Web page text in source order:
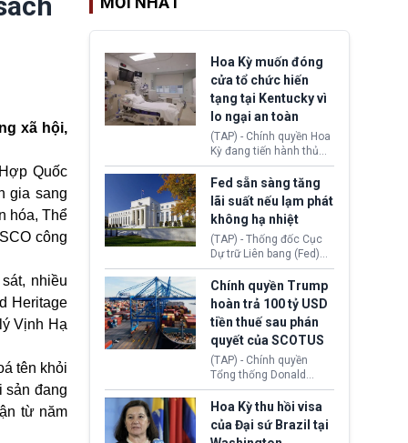
xã hội,
Quốc
gia sang
hóa, Thể
công
nhiều
Heritage
Vịnh Hạ
tên khỏi
sản đang
từ năm
Hoa Kỳ muốn đóng
cửa tổ chức hiến
tạng tại Kentucky vì
lo ngại an toàn
(TAP) - Chính quyền Hoa
Kỳ đang tiến hành thủ
tục thu hồi chứng nhận
hoạt động của tổ chức
hiến tạng Network for
Hope (bang Kentucky).
Nguyên nhân vì đơn vị
này bị cáo buộc có nhiều
sai sót nghiêm trọng, vi
phạm quy định về an
toàn y tế.
Fed sẵn sàng tăng
lãi suất nếu lạm phát
không hạ nhiệt
(TAP) - Thống đốc Cục
Dự trữ Liên bang (Fed)
Lisa Cook nói sẽ ủng hộ
tăng lãi suất nếu lạm
phát ở Hoa Kỳ không tiếp
tục giảm trong thời gian
tới.
Chính quyền Trump
hoàn trả 100 tỷ USD
tiền thuế sau phán
quyết của SCOTUS
(TAP) - Chính quyền
Tổng thống Donald
Trump đã hoàn trả
khoảng 100 tỷ USD thuế
quan từng thu theo Đạo
luật Quyền hạn Kinh tế
Hoa Kỳ thu hồi visa
của Đại sứ Brazil tại